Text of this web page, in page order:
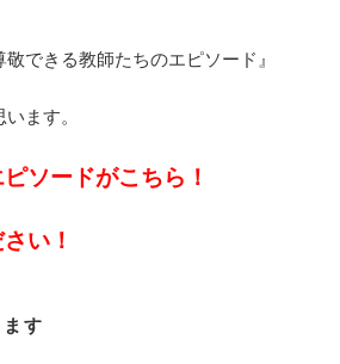
できる教師たちのエピソード』
ます。
ソードがこちら！
い！
す